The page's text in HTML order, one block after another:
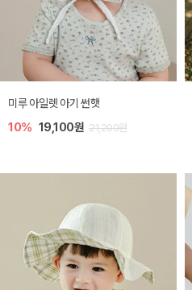
미루 아일렛 아기 썬햇
10% 19,100원 21,200원